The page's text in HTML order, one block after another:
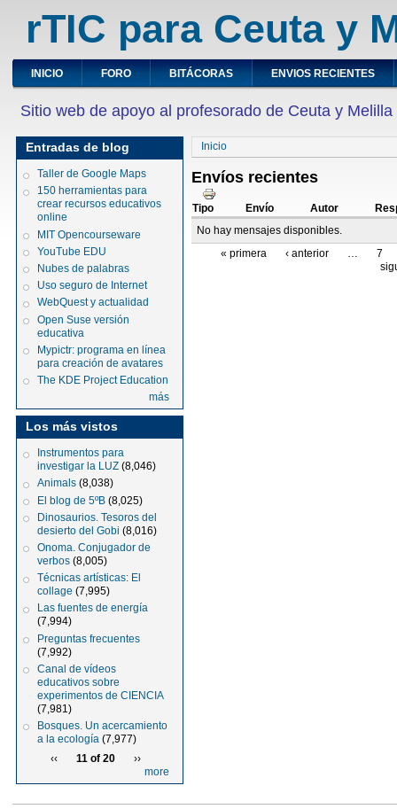
rTIC para Ceuta y
INICIO FORO BITÁCORAS ENVIOS RECIENTES
Sitio web de apoyo al profesorado de Ceuta y Melilla
Entradas de blog
Taller de Google Maps
150 herramientas para
crear recursos educativos
online
MIT Opencourseware
YouTube EDU
Nubes de palabras
Uso seguro de Internet
WebQuest y actualidad
Open Suse versión
educativa
Mypictr: programa en línea
para creación de avatares
The KDE Project Education
más
Los más vistos
Instrumentos para
investigar la LUZ (8,046)
Animals (8,038)
El blog de 5ºB (8,025)
Dinosaurios. Tesoros del
desierto del Gobi (8,016)
Onoma. Conjugador de
verbos (8,005)
Técnicas artísticas: El
collage (7,995)
Las fuentes de energía
(7,994)
Preguntas frecuentes
(7,992)
Canal de vídeos
educativos sobre
experimentos de CIENCIA
(7,981)
Bosques. Un acercamiento
a la ecología (7,977)
‹‹
11 of 20
››
more
Inicio
Envíos recientes
Tipo Envío Autor
No hay mensajes disponibles.
« primera
‹ anterior …
7